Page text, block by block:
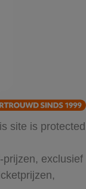
site is protected
exclusief